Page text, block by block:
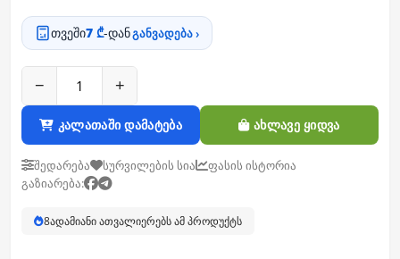
თვეში7 ₾-დანგანვადება ›
− +
კალათაში დამატება ახლავე ყიდვა
შედარება სურვილების სია
ფასის ისტორია
გაზიარება:
8ადამიანი ათვალიერებს ამ პროდუქტს